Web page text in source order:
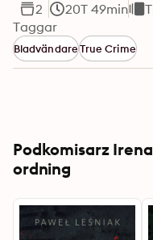
2 20T 49min
Taggar
BladvändareTrue Crime
Podkomisarz
ordning